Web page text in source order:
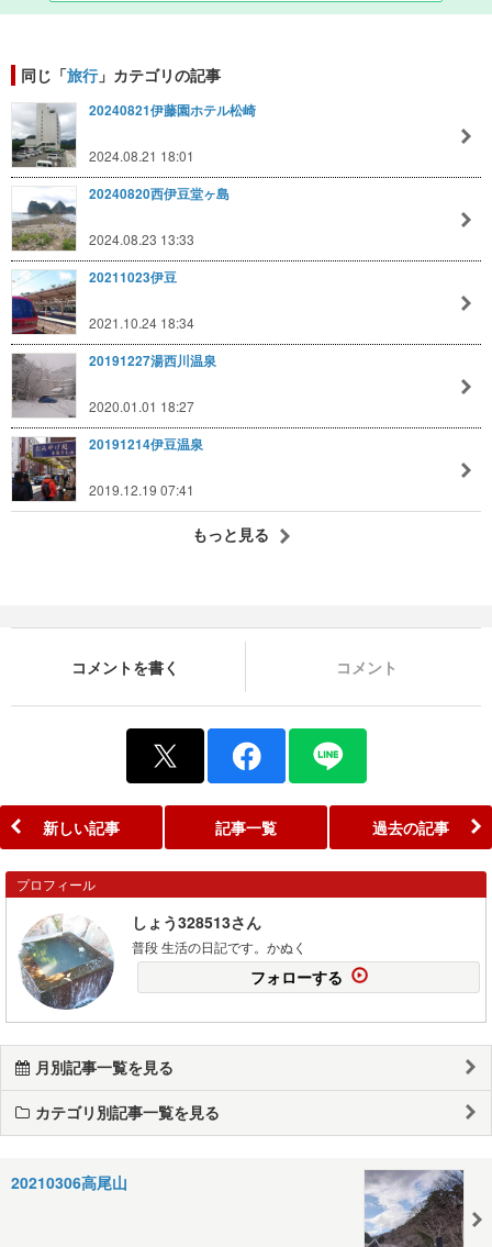
同じ「旅行」カテゴリの記事
20240821伊藤園ホテル松崎
2024.08.21 18:01
20240820西伊豆堂ヶ島
2024.08.23 13:33
20211023伊豆
2021.10.24 18:34
20191227湯西川温泉
2020.01.01 18:27
20191214伊豆温泉
2019.12.19 07:41
もっと見る
コメントを書く コメント
新しい記事 記事一覧 過去の記事
プロフィール
しょう328513さん
普段 生活の日記です。かぬく
フォローする
月別記事一覧を見る
カテゴリ別記事一覧を見る
20210306高尾山